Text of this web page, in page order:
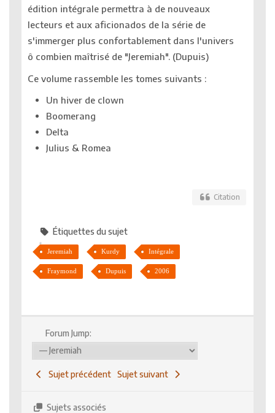
édition intégrale permettra à de nouveaux
lecteurs et aux aficionados de la série de
s'immerger plus confortablement dans l'univers
ô combien maîtrisé de "Jeremiah". (Dupuis)
Ce volume rassemble les tomes suivants :
Un hiver de clown
Boomerang
Delta
Julius & Romea
Citation
Étiquettes du sujet
Jeremiah Kurdy Intégrale
Fraymond Dupuis 2006
Forum Jump:
Sujet précédent Sujet suivant
Sujets associés